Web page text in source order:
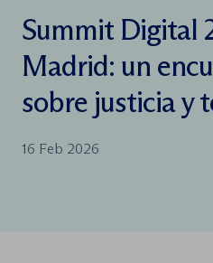
Summit Digital
Madrid: un
sobre justicia y
16 Feb 2026